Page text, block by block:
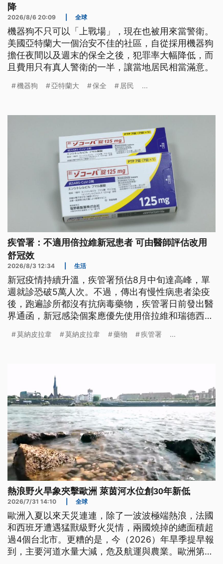
降
2026/8/6 20:09 全球
機器狗不只可以「上戰場」，現在也被用來當警衛。
美國亞特蘭大一個治安不佳的社區，自從採用機器狗
擔任夜間以及週末的保全之後，犯罪率大幅降低，而
且費用只有真人警衛的一半，讓當地居民相當滿意。
機器狗 亞特蘭大 保全 居民 ...
疾管署：不適用倍拉維新冠患者 可由醫師評估改用
舒冠效
2026/8/3 12:34 生活
新冠疫情持續升溫，疾管署預估8月中旬達高峰，單
週就診恐破5萬人次。不過，傳出有慢性病患者染疫
後，跑遍診所都沒有抗病毒藥物，疾管署日前發出醫
界通函，新冠感染個案應優先使用倍拉維和瑞德西韋
替代藥物。因為原本慢性病患者使用的莫納皮拉韋已
莫納皮拉韋 莫納皮拉韋 藥物 疾管署 ...
熱浪野火旱象夾擊歐洲 萊茵河水位創30年新低
2026/7/31 14:10 全球
歐洲入夏以來天災連連，除了一波波極端熱浪，法國
和西班牙遭遇猛獸級野火災情，兩國燒掉的總面積超
過4個台北市。更糟的是，今（2026）年旱季提早報
到，主要河道水量大減，危及航運與農業。歐洲第2